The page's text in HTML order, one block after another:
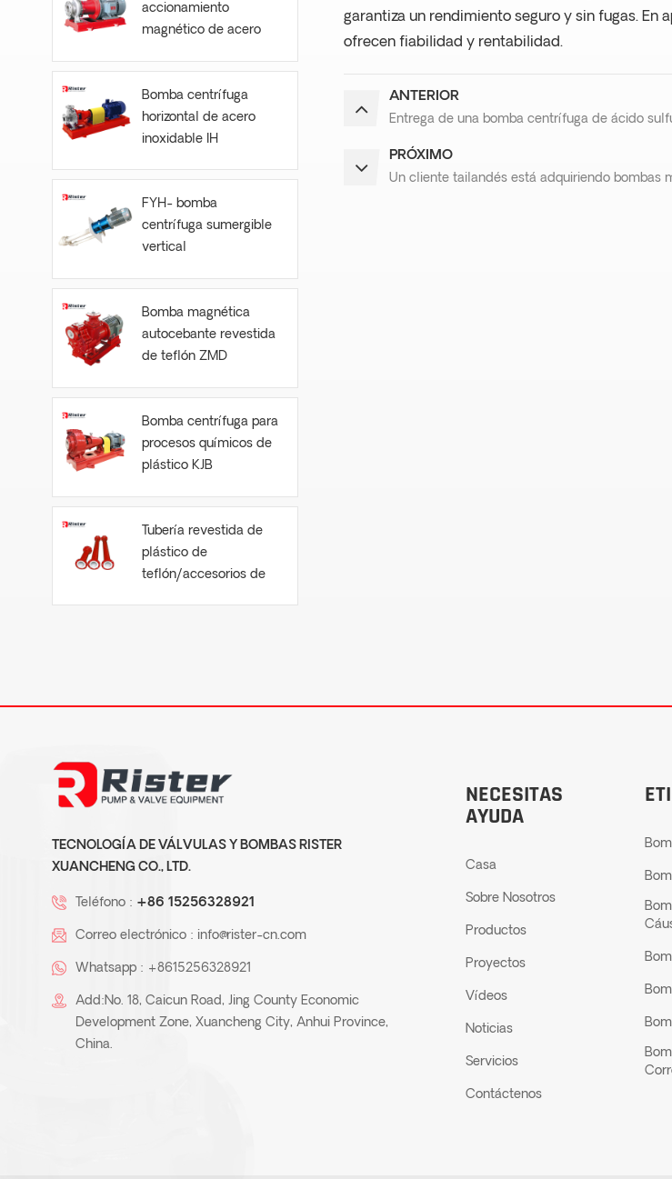
garantiza un rendimiento seguro y sin fugas.
ofrecen fiabilidad y rentabilidad.
ANTERIOR
Entrega de una bomba centrífuga de ácido
PRÓXIMO
Un cliente tailandés está adquiriendo bombas
accionamiento
magnético de acero
Bomba centrífuga
horizontal de acero
inoxidable IH
FYH- bomba
centrífuga sumergible
vertical
Bomba magnética
autocebante revestida
de teflón ZMD
Bomba centrífuga para
procesos químicos de
plástico KJB
Tubería revestida de
plástico de
teflón/accesorios de
TECNOLOGÍA DE VÁLVULAS Y BOMBAS RISTER
XUANCHENG CO., LTD.
Teléfono : +86 15256328921
Correo electrónico : info@rister-cn.com
Whatsapp : +8615256328921
Add:No. 18, Caicun Road, Jing County Economic
Development Zone, Xuancheng City, Anhui Province,
China.
NECESITAS
AYUDA
Casa
Sobre Nosotros
Productos
Proyectos
Vídeos
Noticias
Servicios
Contáctenos